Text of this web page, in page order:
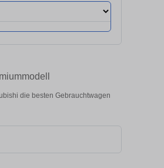
die besten Gebrauchtwagen